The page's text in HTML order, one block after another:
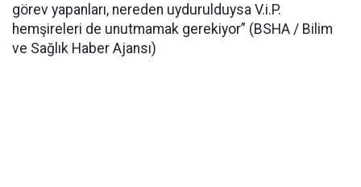
görev yapanları, nereden uydurulduysa V.i.P.
hemşireleri de unutmamak gerekiyor” (BSHA / Bilim
ve Sağlık Haber Ajansı)